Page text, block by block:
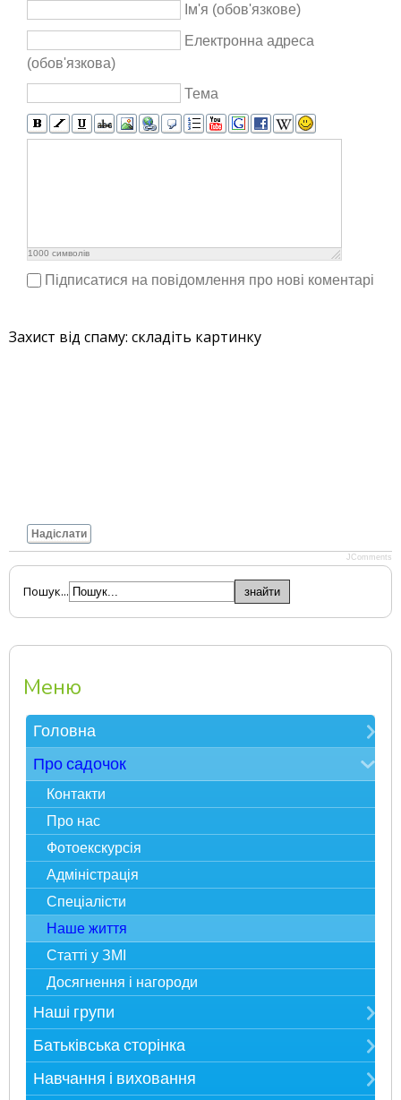
Ім'я (обов'язкове)
Електронна адреса
(обов'язкова)
Тема
1000 символів
Підписатися на повідомлення про нові коментарі
Захист від спаму: складіть картинку
Надіслати
JComments
Пошук...
Меню
Головна
Зверніть увагу
Електронна реєстрація в ЗДО
Карта сайту
Про садочок
Контакти
Про нас
Фотоекскурсія
Адміністрація
Спеціалісти
Наше життя
Статті у ЗМІ
Досягнення і нагороди
Наші групи
Мудрійки
Розумники
Всезнайки
Батьківська сторінка
Публічна інформація
Навчання і виховання